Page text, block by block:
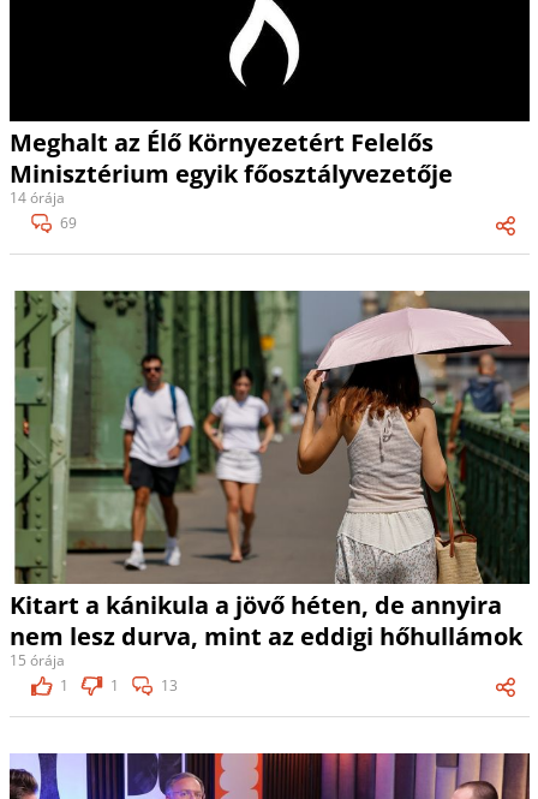
Meghalt az Élő Környezetért Felelős
Minisztérium egyik főosztályvezetője
14 órája
69
Kitart a kánikula a jövő héten, de annyira
nem lesz durva, mint az eddigi hőhullámok
15 órája
1
1 13